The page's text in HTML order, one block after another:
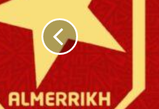
لجنة
الهبوط والصعود
خطوة
ضد الهلال